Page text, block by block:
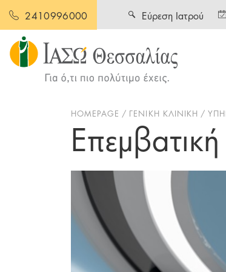
2410996000 Εύρεση Ιατρού
HOMEPAGE ΓΕΝΙΚΗ ΚΛΙΝΙΚΗ